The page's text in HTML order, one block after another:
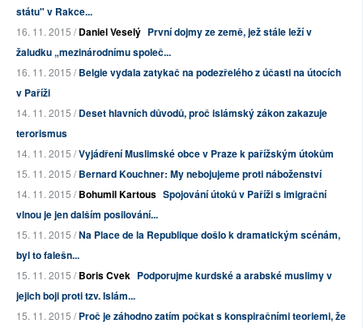
státu" v Rakce...
16. 11. 2015 /Daniel Veselý První dojmy ze země, jež stále leží v
žaludku „mezinárodnímu společ...
16. 11. 2015 /Belgie vydala zatykač na podezřelého z účasti na útocích
v Paříži
14. 11. 2015 /Deset hlavních důvodů, proč islámský zákon zakazuje
terorismus
14. 11. 2015 /Vyjádření Muslimské obce v Praze k pařížským útokům
15. 11. 2015 /Bernard Kouchner: My nebojujeme proti náboženství
14. 11. 2015 /Bohumil Kartous Spojování útoků v Paříži s imigrační
vlnou je jen dalším posilování...
15. 11. 2015 /Na Place de la Republique došlo k dramatickým scénám,
byl to falešn...
15. 11. 2015 /Boris Cvek Podporujme kurdské a arabské muslimy v
jejich boji proti tzv. Islám...
15. 11. 2015 /Proč je záhodno zatím počkat s konspiračními teoriemi, že